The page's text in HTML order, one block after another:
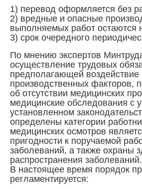
1) перевод оформляется без
2) вредные и опасные
выполняемых работ остаются
3) срок очередного
По мнению экспертов
осуществление трудовых
предполагающей
производственных факторов,
об отсутствии медицинских
медицинские обследования с
установленном
определены категории
медицинских осмотров
пригодности к поручаемой
заболеваний, а также охраны
распространения заболеваний.
В настоящее время порядок
регламентируется: